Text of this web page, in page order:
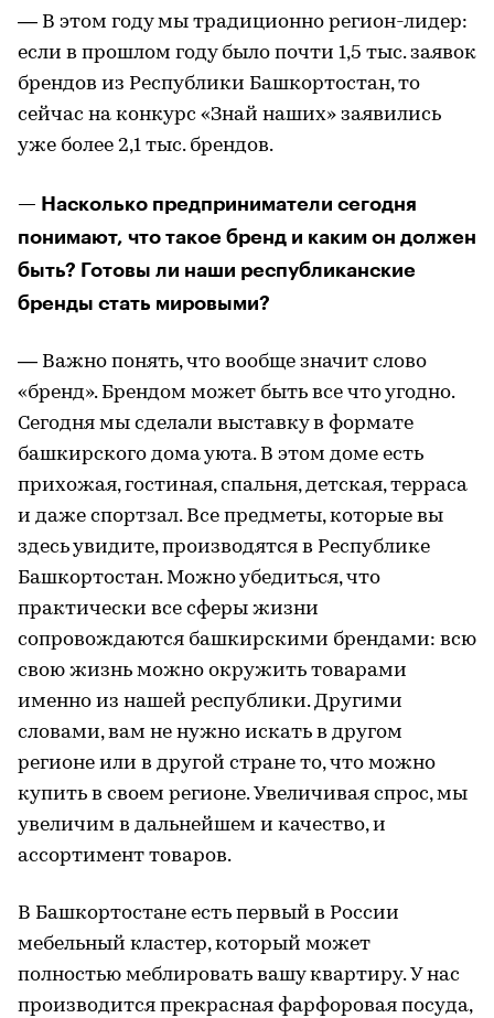
— В этом году мы традиционно регион-лидер:
если в прошлом году было почти 1,5 тыс. заявок
брендов из Республики Башкортостан, то
сейчас на конкурс «Знай наших» заявились
уже более 2,1 тыс. брендов.
— Насколько предприниматели сегодня
понимают, что такое бренд и каким он должен
быть? Готовы ли наши республиканские
бренды стать мировыми?
— Важно понять, что вообще значит слово
«бренд». Брендом может быть все что угодно.
Сегодня мы сделали выставку в формате
башкирского дома уюта. В этом доме есть
прихожая, гостиная, спальня, детская, терраса
и даже спортзал. Все предметы, которые вы
здесь увидите, производятся в Республике
Башкортостан. Можно убедиться, что
практически все сферы жизни
сопровождаются башкирскими брендами: всю
свою жизнь можно окружить товарами
именно из нашей республики. Другими
словами, вам не нужно искать в другом
регионе или в другой стране то, что можно
купить в своем регионе. Увеличивая спрос, мы
увеличим в дальнейшем и качество, и
ассортимент товаров.
В Башкортостане есть первый в России
мебельный кластер, который может
полностью меблировать вашу квартиру. У нас
производится прекрасная фарфоровая посуда,